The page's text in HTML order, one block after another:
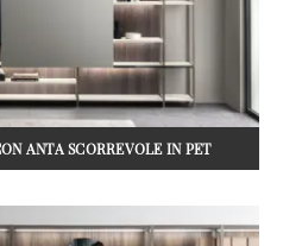
ANTA SCORREVOLE IN PET